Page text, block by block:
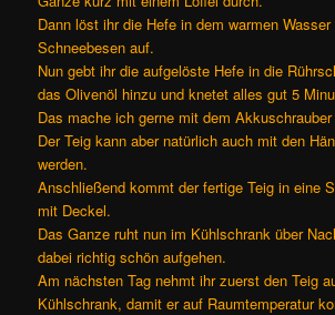
Dann löst ihr die Hefe in dem warmen
Schneebesen auf.
Nun gebt ihr die aufgelöste Hefe in die
das Olivenöl hinzu und knetet alles gut 5
Das mache ich gerne mit dem
Der Teig kann aber natürlich auch mit den
werden.
Anschließend kommt der fertige Teig in eine
mit Deckel.
Das Ganze ruht nun im Kühlschrank über
dabei richtig schön aufgehen.
Am nächsten Tag nehmt ihr zuerst den Teig
Kühlschrank, damit er auf Raumtemperatur